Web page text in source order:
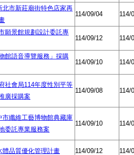
北市新莊廟街特色店家再
114/09/04 114/
願景館規劃設計委託專
114/09/12 114/
館語音導覽服務」採購
114/09/10 114/
社會局114年度性別平等
廣採購案
114/09/08 114/
市纖維工藝博物館典藏庫
委託專業服務案
114/09/10 114/
體品質優化管理計畫 114/09/12 114/